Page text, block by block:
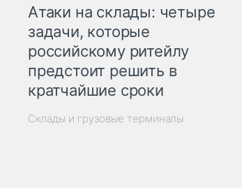
Атаки на склады: четыре
задачи, которые
российскому ритейлу
предстоит решить в
кратчайшие сроки
Склады и грузовые терминалы